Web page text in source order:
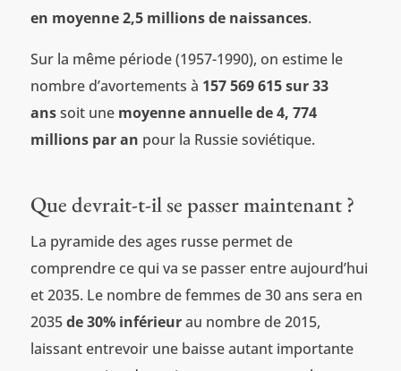
en moyenne 2,5 millions de naissances.
Sur la même période (1957-1990), on estime le
nombre d’avortements à 157 569 615 sur 33
anssoit une moyenne annuelle de 4, 774
millions par an pour la Russie soviétique.
Que devrait-t-il se passer maintenant ?
La pyramide des ages russe permet de
comprendre ce qui va se passer entre aujourd’hui
et 2035. Le nombre de femmes de 30 ans sera en
2035de 30% inférieurau nombre de 2015,
laissant entrevoir une baisse autant importante